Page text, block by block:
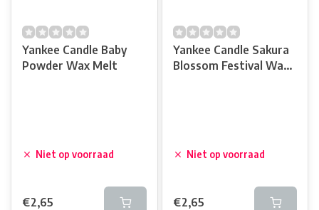
Yankee Candle Baby
Powder Wax Melt
Niet op voorraad
€2,65
Yankee Candle Sakura
Blossom Festival Wax
Niet op voorraad
€2,65